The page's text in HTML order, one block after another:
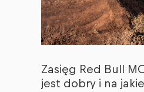
Zasięg Red Bull
jest dobry i na